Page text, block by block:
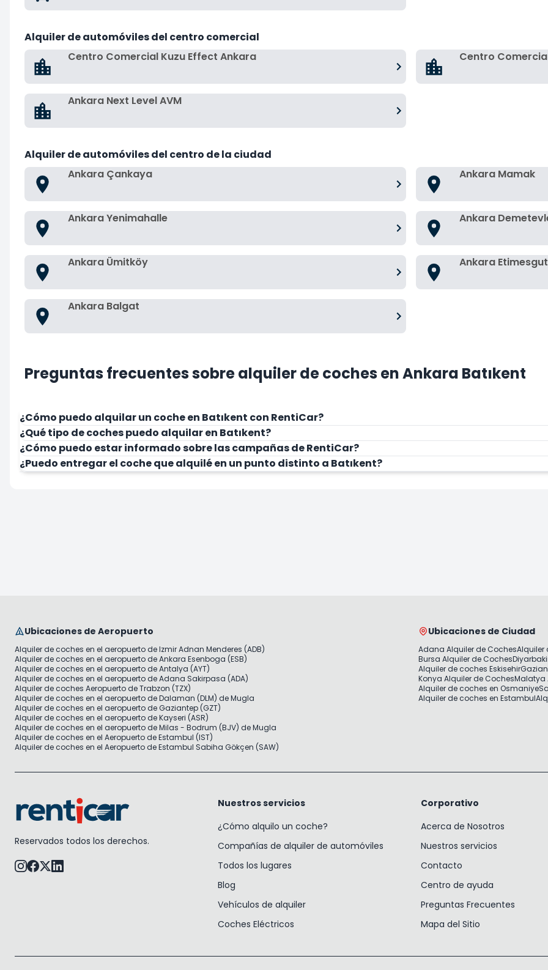
Alquiler de automóviles del centro comercial
Centro Comercial Kuzu Effect Ankara
Centro
Ankara Next Level AVM
Alquiler de automóviles del centro de la ciudad
Ankara Çankaya
Ankara Mamak
Ankara Yenimahalle Ankara
Ankara Ümitköy Ankara Etimesgut
Ankara Balgat
Preguntas frecuentes sobre alquiler de coches en Ankara Batıkent
¿Cómo puedo alquilar un coche en Batıkent con RentiCar?
¿Qué tipo de coches puedo alquilar en Batıkent?
¿Cómo puedo estar informado sobre las campañas de RentiCar?
¿Puedo entregar el coche que alquilé en un punto distinto a Batıkent?
Ubicaciones de Aeropuerto
Alquiler de coches en el aeropuerto de Izmir Adnan Menderes (ADB)
Alquiler de coches en el aeropuerto de Ankara Esenboga (ESB)
Alquiler de coches en el aeropuerto de Antalya (AYT)
Alquiler de coches en el aeropuerto de Adana Sakirpasa (ADA)
Alquiler de coches Aeropuerto de Trabzon (TZX)
Alquiler de coches en el aeropuerto de Dalaman (DLM) de Mugla
Alquiler de coches en el aeropuerto de Gaziantep (GZT)
Alquiler de coches en el aeropuerto de Kayseri (ASR)
Alquiler de coches en el aeropuerto de Milas - Bodrum (BJV) de Mugla
Alquiler de coches en el Aeropuerto de Estambul (IST)
Alquiler de coches en el Aeropuerto de Estambul Sabiha Gökçen (SAW)
Ubicaciones de Ciudad
Adana Alquiler de CochesAlquiler
Bursa Alquiler de Coches
Alquiler de coches Eskisehir
Konya Alquiler de CochesMalatya
Alquiler de coches en Osmaniye
Alquiler de coches en Estambul
Reservados todos los derechos.
Nuestros servicios
¿Cómo alquilo un coche?
Compañías de alquiler de automóviles
Todos los lugares
Blog
Vehículos de alquiler
Coches Eléctricos
Corporativo
Acerca de Nosotros
Nuestros servicios
Contacto
Centro de ayuda
Preguntas Frecuentes
Mapa del Sitio